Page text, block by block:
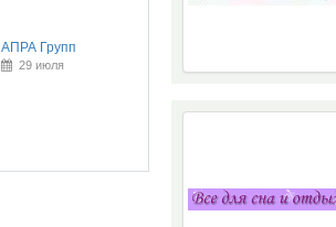
АПРА Групп
29 июля